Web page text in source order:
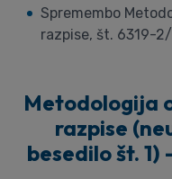
Spremembo
razpise, št. 6319-
Metodologija
razpise
besedilo št. 1)